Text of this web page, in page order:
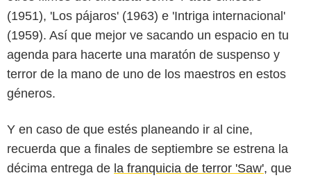
(1951), 'Los pájaros' (1963) e 'Intriga internacional'
(1959). Así que mejor ve sacando un espacio en tu
agenda para hacerte una maratón de suspenso y
terror de la mano de uno de los maestros en estos
géneros.
Y en caso de que estés planeando ir al cine,
recuerda que a finales de septiembre se estrena la
décima entrega de la franquicia de terror 'Saw', que